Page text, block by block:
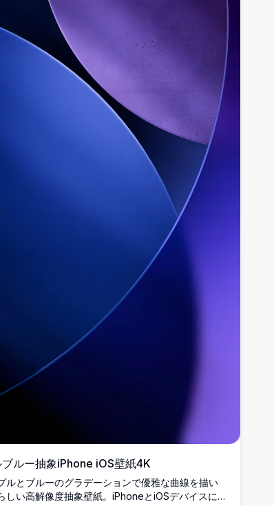
ルー抽象iPhone iOS壁紙4K
ルとブルーのグラデーションで優雅な曲線を描い
しい高解像度抽象壁紙。iPhoneとiOSデバイスに最